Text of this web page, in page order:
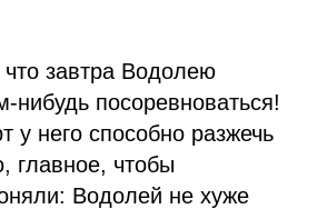
завтра Водолею
нибудь посоревноваться!
у него способно разжечь
главное, чтобы
Водолей не хуже